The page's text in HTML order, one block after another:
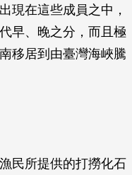
現在這些成員之中，
早、晚之分，而且極
移居到由臺灣海峽騰
民所提供的打撈化石